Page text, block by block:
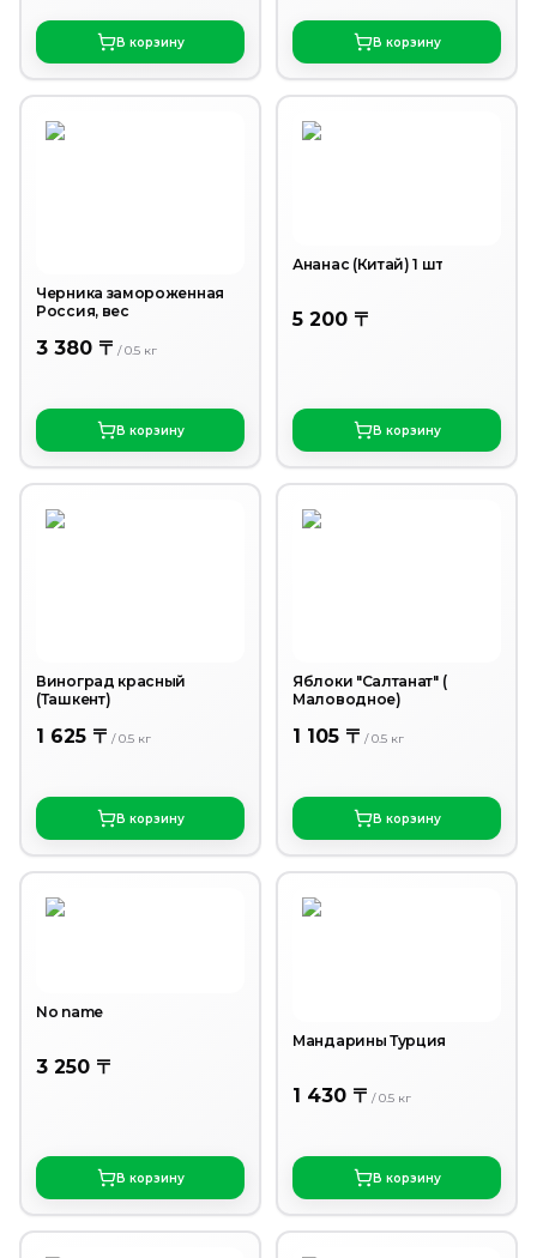
В корзину В корзину
Черника замороженная
Россия, вес
3 380 〒 /0.5 кг
В корзину
Ананас (Китай) 1 шт
5 200 〒
В корзину
Виноград красный
(Ташкент)
1 625 〒 /0.5 кг
В корзину
Яблоки "Салтанат" (
Маловодное)
1 105 〒 /0.5 кг
В корзину
No name
3 250 〒
В корзину
Мандарины Турция
1 430 〒 /0.5 кг
В корзину